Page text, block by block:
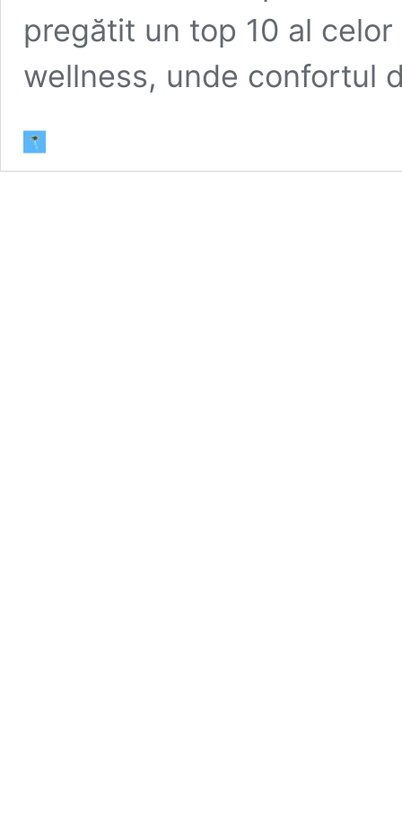
pregătit un top 10 al
wellness, unde confortul